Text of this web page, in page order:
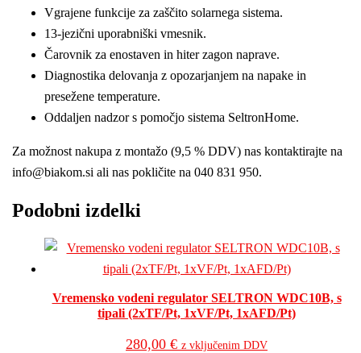
Vgrajene funkcije za zaščito solarnega sistema.
13-jezični uporabniški vmesnik.
Čarovnik za enostaven in hiter zagon naprave.
Diagnostika delovanja z opozarjanjem na napake in
presežene temperature.
Oddaljen nadzor s pomočjo sistema SeltronHome.
Za možnost nakupa z montažo (9,5 % DDV) nas kontaktirajte na
info@biakom.si ali nas pokličite na 040 831 950.
Podobni izdelki
Vremensko vodeni regulator SELTRON WDC10B, s
tipali (2xTF/Pt, 1xVF/Pt, 1xAFD/Pt)
280,00 € z vključenim DDV